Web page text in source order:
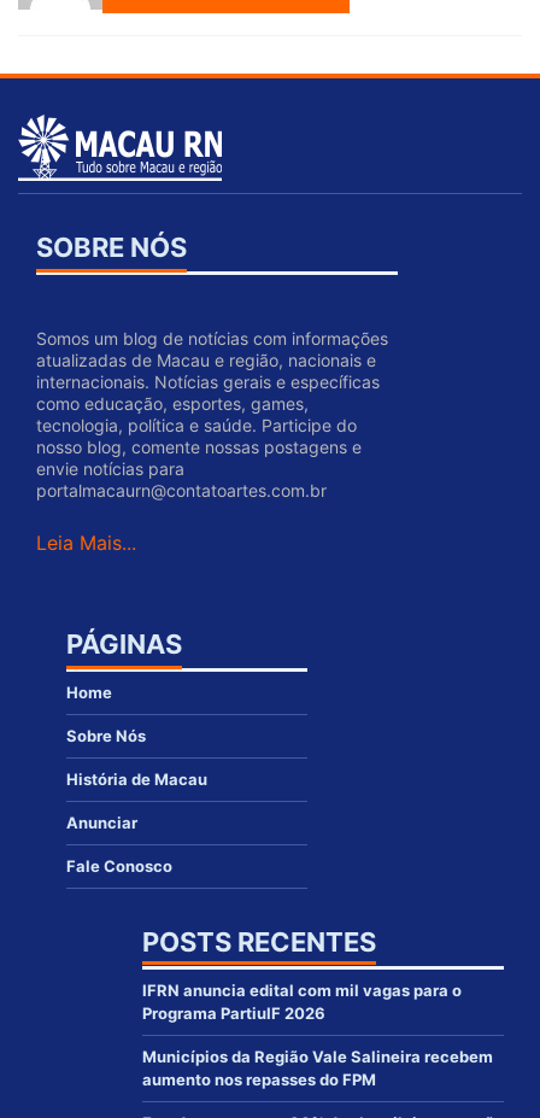
SOBRE NÓS
Somos um blog de notícias com informações
atualizadas de Macau e região, nacionais e
internacionais. Notícias gerais e específicas
como educação, esportes, games,
tecnologia, política e saúde. Participe do
nosso blog, comente nossas postagens e
envie notícias para
portalmacaurn@contatoartes.com.br
Leia Mais...
PÁGINAS
Home
Sobre Nós
História de Macau
Anunciar
Fale Conosco
POSTS RECENTES
IFRN anuncia edital com mil vagas para o
Programa PartiuIF 2026
Municípios da Região Vale Salineira recebem
aumento nos repasses do FPM